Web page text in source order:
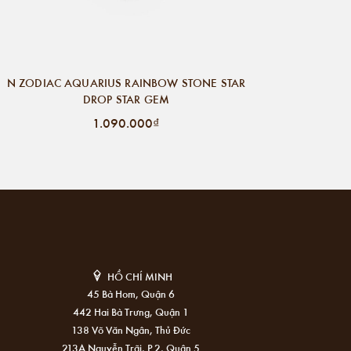
N ZODIAC AQUARIUS RAINBOW STONE STAR
DROP STAR GEM
1.090.000₫
HỒ CHÍ MINH
45 Bà Hom, Quận 6
442 Hai Bà Trưng, Quận 1
138 Võ Văn Ngân, Thủ Đức
213A Nguyễn Trãi, P.2, Quận 5